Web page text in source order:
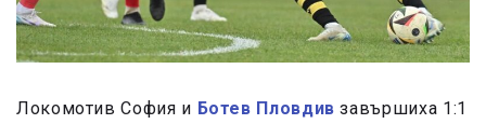
Локомотив София и Ботев Пловдив завършиха 1:1